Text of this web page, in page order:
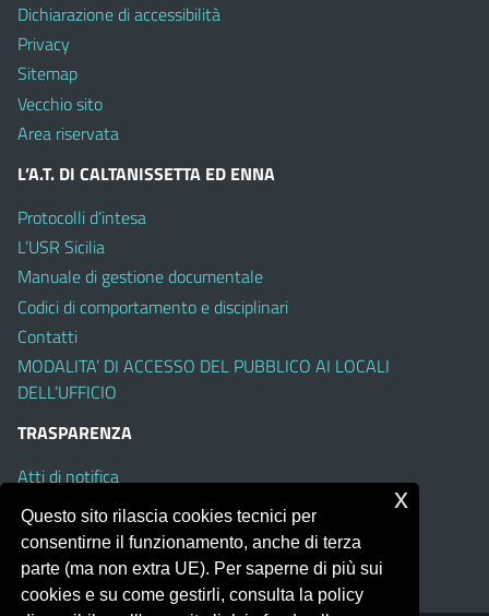
Dichiarazione di accessibilità
Privacy
Sitemap
Vecchio sito
Area riservata
L’A.T. DI CALTANISSETTA ED ENNA
Protocolli d’intesa
L’USR Sicilia
Manuale di gestione documentale
Codici di comportamento e disciplinari
Contatti
MODALITA’ DI ACCESSO DEL PUBBLICO AI LOCALI
DELL’UFFICIO
TRASPARENZA
Atti di notifica
Albo on line
Amministrazione Trasparente
Obiettivi di Accessibilità
Questo sito rilascia cookies tecnici per
consentirne il funzionamento, anche di terza
parte (ma non extra UE). Per saperne di più sui
cookies e su come gestirli, consulta la policy
x